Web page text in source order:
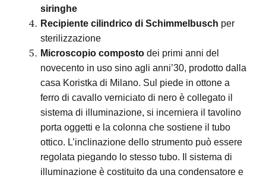
siringhe
Recipiente cilindrico di Schimmelbusch per
sterilizzazione
Microscopio composto dei primi anni del
novecento in uso sino agli anni’30, prodotto dalla
casa Koristka di Milano. Sul piede in ottone a
ferro di cavallo verniciato di nero è collegato il
sistema di illuminazione, si incerniera il tavolino
porta oggetti e la colonna che sostiene il tubo
ottico. L’inclinazione dello strumento può essere
regolata piegando lo stesso tubo. Il sistema di
illuminazione è costituito da una condensatore e